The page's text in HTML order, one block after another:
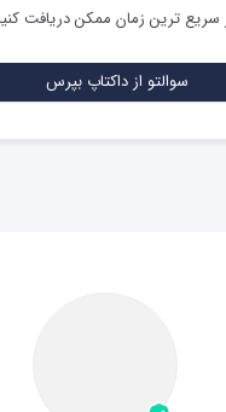
سریع ترین زمان ممکن دریافت
سوالتو از داکتاپ بپرس